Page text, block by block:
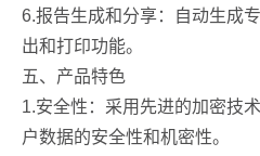
6.报告生成和分享：自动生成
出和打印功能。
五、产品特色
1.安全性：采用先进的加密技
户数据的安全性和机密性。